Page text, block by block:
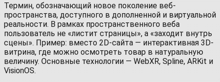
Термин, обозначающий новое поколение веб-
пространства, доступного в дополненной и виртуальной
реальности. В рамках пространственного веба
пользователь не «листит страницы», а «заходит внутрь
сцены». Пример: вместо 2D-сайта — интерактивная 3D-
витрина, где можно осмотреть товар в натуральную
величину. Основные технологии — WebXR, Spline, ARKit и
VisionOS.